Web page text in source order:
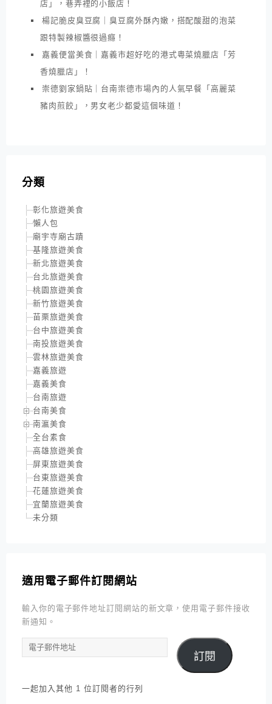
店」，巷弄裡的小飯店！
楊記脆皮臭豆腐｜臭豆腐外酥內嫩，搭配酸甜的泡菜
跟特製辣椒醬很過癮！
嘉義便當美食｜嘉義市超好吃的港式粵菜燒臘店「芳
香燒臘店」！
崇德劉家鍋貼｜台南崇德市場內的人氣早餐「高麗菜
豬肉煎餃」，男女老少都愛這個味道！
分類
彰化旅遊美食
懶人包
廟宇寺廟古蹟
基隆旅遊美食
新北旅遊美食
台北旅遊美食
桃園旅遊美食
新竹旅遊美食
苗栗旅遊美食
台中旅遊美食
南投旅遊美食
雲林旅遊美食
嘉義旅遊
嘉義美食
台南旅遊
台南美食
南瀛美食
全台素食
高雄旅遊美食
屏東旅遊美食
台東旅遊美食
花蓮旅遊美食
宜蘭旅遊美食
未分類
適用電子郵件訂閱網站
輸入你的電子郵件地址訂閱網站的新文章，使用電子郵件接收
新通知。
電
子
件
訂閱
一起加入其他 1 位訂閱者的行列